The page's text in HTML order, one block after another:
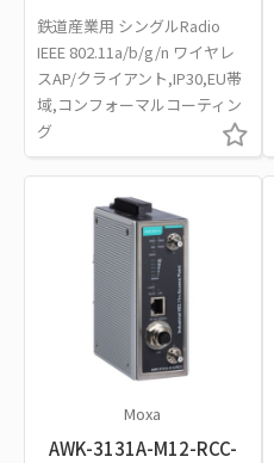
鉄道産業用 シングルRadio
IEEE 802.11a/b/g/n ワイヤレ
スAP/クライアント,IP30,EU帯
域,コンフォーマルコーティン
グ
Moxa
AWK-3131A-M12-RCC-